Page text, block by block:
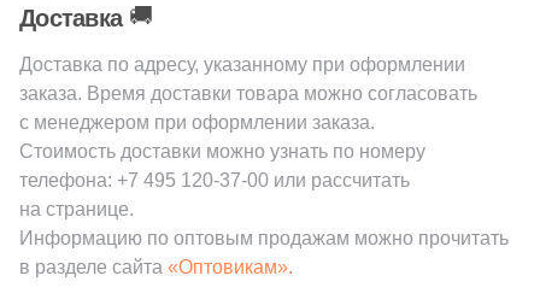
Доставка 🚚
Доставка по адресу, указанному при оформлении
заказа. Время доставки товара можно согласовать
с менеджером при оформлении заказа.
Стоимость доставки можно узнать по номеру
телефона: +7 495 120-37-00 или рассчитать
на странице.
Информацию по оптовым продажам можно прочитать
в разделе сайта «Оптовикам».